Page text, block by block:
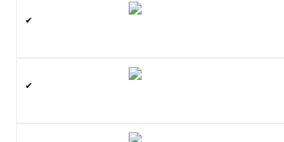
✔
✔